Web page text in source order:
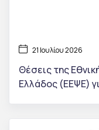
21 Ιουλίου 2026
Θέσεις της
Ελλάδος (ΕΕΨΕ)